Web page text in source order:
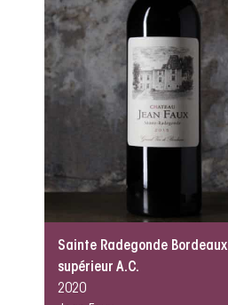
Sainte Radegonde Bordeaux
supérieur A.C.
2020